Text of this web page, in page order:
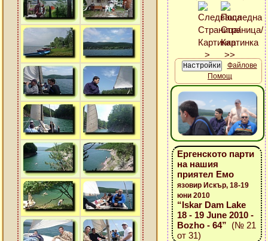
Файлове
Помощ
Ергенското парти
на нашия
приятел Емо
язовир Искър, 18-19
юни 2010
“Iskar Dam Lake
18 - 19 June 2010 -
Bozho - 64” (№ 21
от 31)